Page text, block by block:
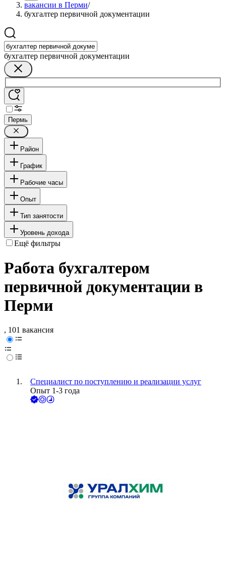
вакансии в Перми/
бухгалтер первичной документации
бухгалтер первичной документации
Пермь
Район
График
Рабочие часы
Опыт
Тип занятости
Уровень дохода
Ещё фильтры
Работа бухгалтером
первичной документации в
Перми
, 101 вакансия
Специалист по поступлению и реализации услуг
Опыт 1-3 года